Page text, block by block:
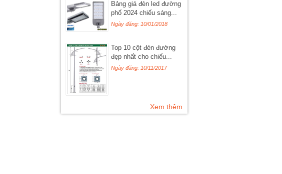
Bảng giá đèn led đường
phố 2024 chiếu sáng...
Ngày đăng: 10/01/2018
Top 10 cột đèn đường
đẹp nhất cho chiếu...
Ngày đăng: 10/11/2017
Xem thêm